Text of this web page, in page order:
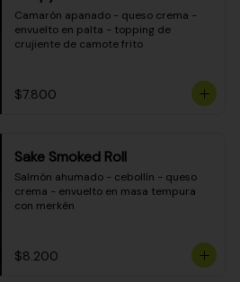
Camarón apanado - queso crema -
envuelto en palta - topping de
crujiente de camote frito
$7.800
Sake Smoked Roll
Salmón ahumado - cebollín - queso
crema - envuelto en masa tempura
con merkén
$8.200